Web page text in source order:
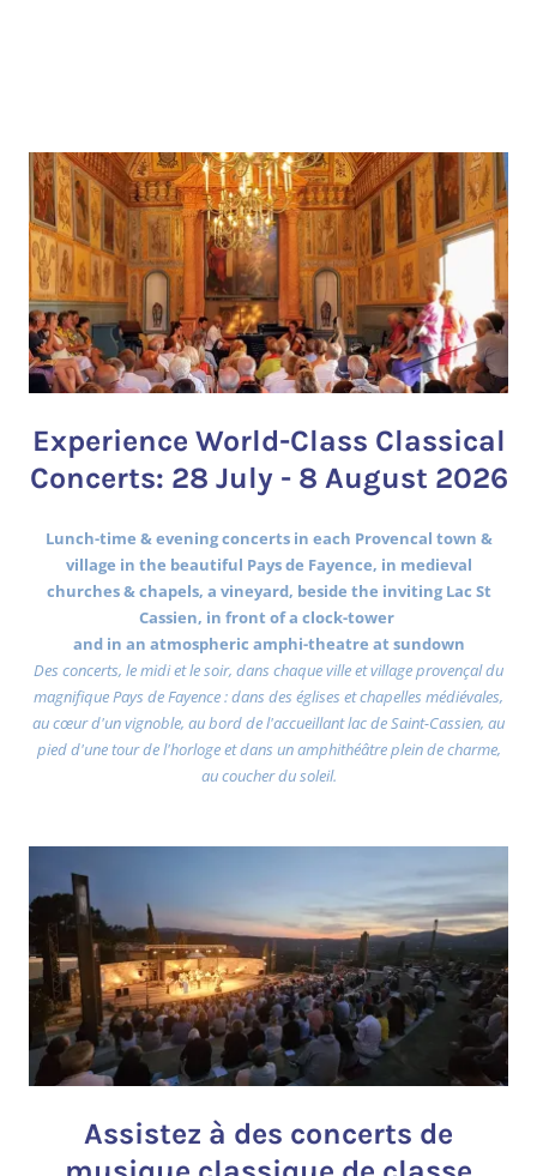
Experience World-Class Classical
Concerts: 28 July - 8 August 2026
Lunch-time & evening concerts in each Provencal town &
village in the beautiful Pays de Fayence, in medieval
churches & chapels, a vineyard, beside the inviting Lac St
Cassien, in front of a clock-tower
and in an atmospheric amphi-theatre at sundown
Des concerts, le midi et le soir, dans chaque ville et village provençal du
magnifique Pays de Fayence : dans des églises et chapelles médiévales,
au cœur d'un vignoble, au bord de l'accueillant lac de Saint-Cassien, au
pied d'une tour de l'horloge et dans un amphithéâtre plein de charme,
au coucher du soleil.
Assistez à des concerts de